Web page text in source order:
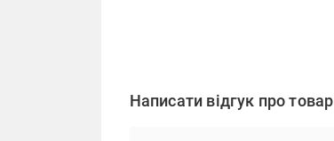
Написати відгук про товар